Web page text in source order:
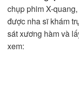
chụp phim X-
được nha sĩ khám
sát xương hàm và
xem: